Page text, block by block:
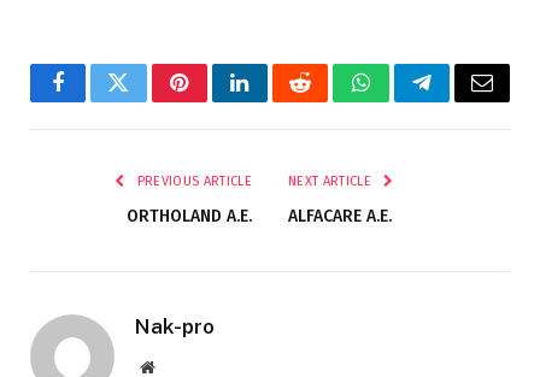
FacebookTwitterPinterestLinkedInRedditWhatsAppTelegramEmail
PREVIOUS ARTICLE
ORTHOLAND A.E.
NEXT ARTICLE
ALFACARE A.E.
Nak-pro
Website